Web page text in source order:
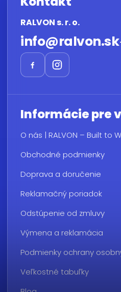
RALVON s. r. o.
info@ralvon.sk
Informácie pre
O nás | RALVON – Built to
Obchodné podmienky
Doprava a doručenie
Reklamačný poriadok
Odstúpenie od zmluvy
Výmena a reklamácia
Podmienky ochrany
Veľkostné tabuľky